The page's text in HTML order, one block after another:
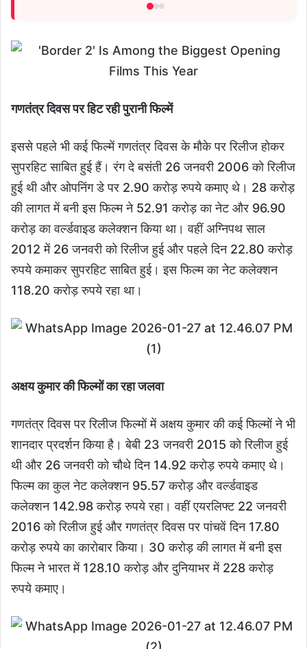
गणतंत्र दिवस पर हिट रही पुरानी फिल्में
इससे पहले भी कई फिल्में गणतंत्र दिवस के मौके पर रिलीज होकर
सुपरहिट साबित हुई हैं। रंग दे बसंती 26 जनवरी 2006 को रिलीज
हुई थी और ओपनिंग डे पर 2.90 करोड़ रुपये कमाए थे। 28 करोड़
की लागत में बनी इस फिल्म ने 52.91 करोड़ का नेट और 96.90
करोड़ का वर्ल्डवाइड कलेक्शन किया था। वहीं अग्निपथ साल
2012 में 26 जनवरी को रिलीज हुई और पहले दिन 22.80 करोड़
रुपये कमाकर सुपरहिट साबित हुई। इस फिल्म का नेट कलेक्शन
118.20 करोड़ रुपये रहा था।
अक्षय कुमार की फिल्मों का रहा जलवा
गणतंत्र दिवस पर रिलीज फिल्मों में अक्षय कुमार की कई फिल्मों ने भी
शानदार प्रदर्शन किया है। बेबी 23 जनवरी 2015 को रिलीज हुई
थी और 26 जनवरी को चौथे दिन 14.92 करोड़ रुपये कमाए थे।
फिल्म का कुल नेट कलेक्शन 95.57 करोड़ और वर्ल्डवाइड
कलेक्शन 142.98 करोड़ रुपये रहा। वहीं एयरलिफ्ट 22 जनवरी
2016 को रिलीज हुई और गणतंत्र दिवस पर पांचवें दिन 17.80
करोड़ रुपये का कारोबार किया। 30 करोड़ की लागत में बनी इस
फिल्म ने भारत में 128.10 करोड़ और दुनियाभर में 228 करोड़
रुपये कमाए।